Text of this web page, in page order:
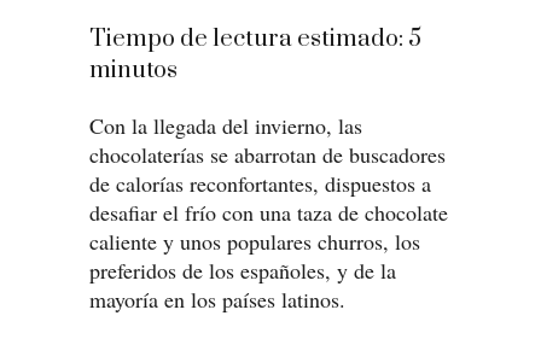
Tiempo de lectura estimado: 5
minutos
Con la llegada del invierno, las
chocolaterías se abarrotan de buscadores
de calorías reconfortantes, dispuestos a
desafiar el frío con una taza de chocolate
caliente y unos populares churros, los
preferidos de los españoles, y de la
mayoría en los países latinos.